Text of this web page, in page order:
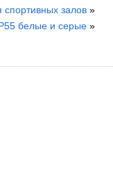
спортивных залов»
белые и серые »